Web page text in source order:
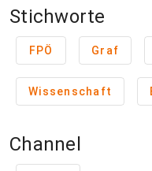
Stichworte
FPÖ Graf
Wissenschaft
Channel